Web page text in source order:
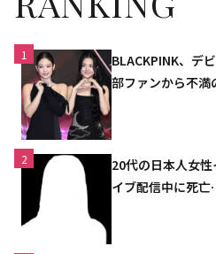
1
BLACKPINK、デ
部ファンから不
2
20代の日本人女
イブ配信中に死